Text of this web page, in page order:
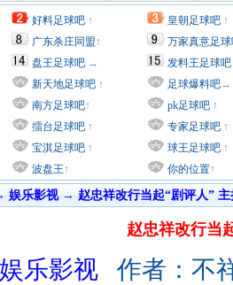
好料足球吧 ↑
广东杀庄同盟↑
盘王足球吧 →
新天地足球吧 ↑
南方足球吧↑
擂台足球吧 ↑
宝淇足球吧 ↑
波盘王↑
皇朝足球吧 ↑
万家真意足
发料王足球吧
足球爆料吧→
pk足球吧 ↑
专家足球吧 ↑
球王足球吧 ↑
你的位置↑
娱乐影视→ 赵忠祥改行当起“剧评人”
赵忠祥改行当
娱乐影视 作者：不